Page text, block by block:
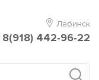
Лабинск
8(918) 442-96-22
Искать: